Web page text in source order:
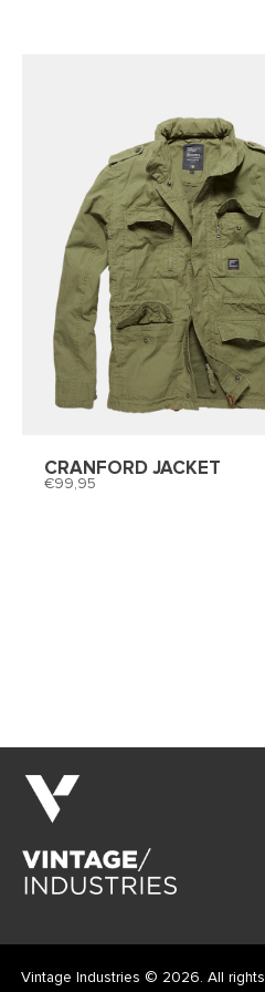
CRANFORD JACKET
99,95
Vintage Industries © 2026. All